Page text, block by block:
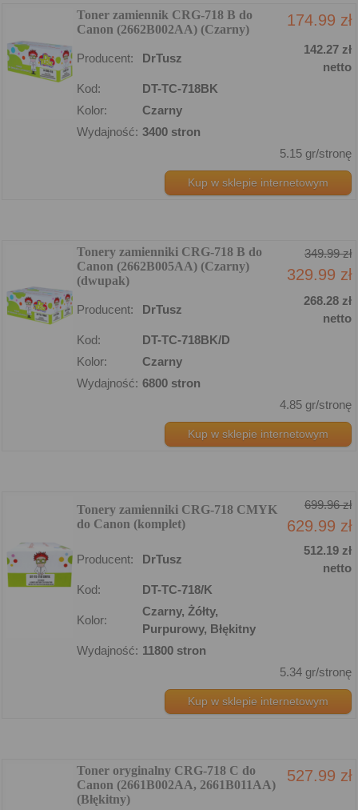
Toner zamiennik CRG-718 B do
Canon (2662B002AA) (Czarny)
174.99 zł
Producent: DrTusz
142.27 zł
netto
Kod:
DT-TC-718BK
Kolor:
Czarny
Wydajność: 3400 stron
5.15 gr/stronę
Kup w sklepie internetowym
Tonery zamienniki CRG-718 B do
Canon (2662B005AA) (Czarny)
(dwupak)
349.99 zł
329.99 zł
Producent: DrTusz
268.28 zł
netto
Kod:
DT-TC-718BK/D
Kolor:
Czarny
Wydajność: 6800 stron
4.85 gr/stronę
Kup w sklepie internetowym
Tonery zamienniki CRG-718 CMYK
do Canon (komplet)
699.96 zł
629.99 zł
Producent: DrTusz
512.19 zł
netto
Kod:
DT-TC-718/K
Kolor:
Czarny, Żółty,
Purpurowy, Błękitny
Wydajność: 11800 stron
5.34 gr/stronę
Kup w sklepie internetowym
Toner oryginalny CRG-718 C do
Canon (2661B002AA, 2661B011AA)
(Błękitny)
527.99 zł